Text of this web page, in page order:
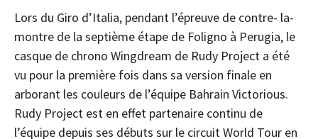
Lors du Giro d’Italia, pendant l’épreuve de contre- la-
montre de la septième étape de Foligno à Perugia, le
casque de chrono Wingdream de Rudy Project a été
vu pour la première fois dans sa version finale en
arborant les couleurs de l’équipe Bahrain Victorious.
Rudy Project est en effet partenaire continu de
l’équipe depuis ses débuts sur le circuit World Tour en